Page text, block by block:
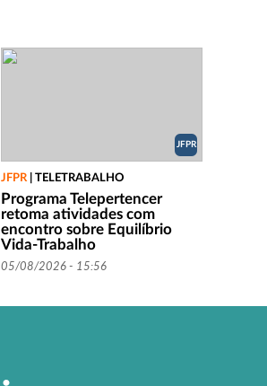
JFPR
JFPR| TELETRABALHO
Programa Telepertencer
retoma atividades com
encontro sobre Equilíbrio
Vida-Trabalho
05/08/2026 - 15:56